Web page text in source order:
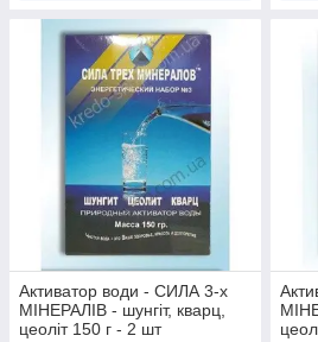
Активатор води - СИЛА 3-х
МІНЕРАЛІВ - шунгіт, кварц,
цеоліт 150 г - 2 шт